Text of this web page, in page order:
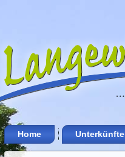
Home Unterkünfte